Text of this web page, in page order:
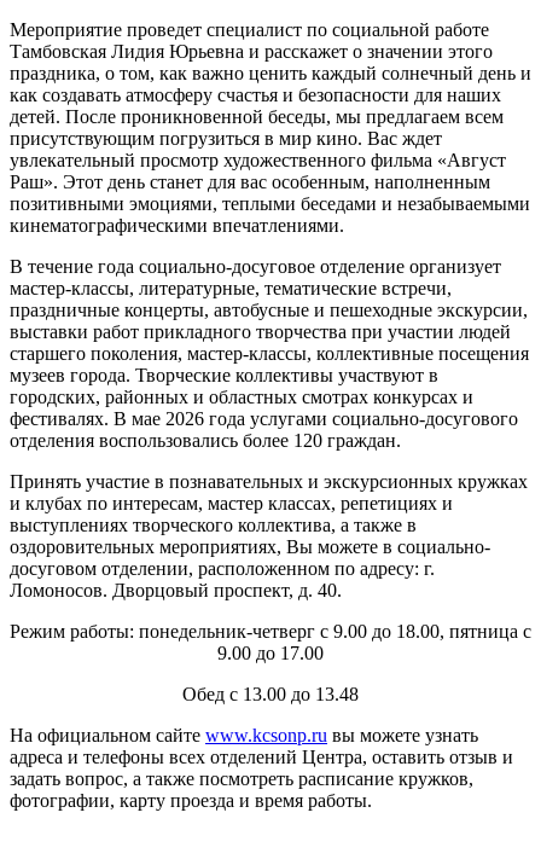
Мероприятие проведет специалист по социальной работе
Тамбовская Лидия Юрьевна и расскажет о значении этого
праздника, о том, как важно ценить каждый солнечный день и
как создавать атмосферу счастья и безопасности для наших
детей. После проникновенной беседы, мы предлагаем всем
присутствующим погрузиться в мир кино. Вас ждет
увлекательный просмотр художественного фильма «Август
Раш». Этот день станет для вас особенным, наполненным
позитивными эмоциями, теплыми беседами и незабываемыми
кинематографическими впечатлениями.
В течение года социально-досуговое отделение организует
мастер-классы, литературные, тематические встречи,
праздничные концерты, автобусные и пешеходные экскурсии,
выставки работ прикладного творчества при участии людей
старшего поколения, мастер-классы, коллективные посещения
музеев города. Творческие коллективы участвуют в
городских, районных и областных смотрах конкурсах и
фестивалях. В мае 2026 года услугами социально-досугового
отделения воспользовались более 120 граждан.
Принять участие в познавательных и экскурсионных кружках
и клубах по интересам, мастер классах, репетициях и
выступлениях творческого коллектива, а также в
оздоровительных мероприятиях, Вы можете в социально-
досуговом отделении, расположенном по адресу: г.
Ломоносов. Дворцовый проспект, д. 40.
Режим работы: понедельник-четверг с 9.00 до 18.00, пятница с
9.00 до 17.00
Обед с 13.00 до 13.48
На официальном сайте www.kcsonp.ru вы можете узнать
адреса и телефоны всех отделений Центра, оставить отзыв и
задать вопрос, а также посмотреть расписание кружков,
фотографии, карту проезда и время работы.